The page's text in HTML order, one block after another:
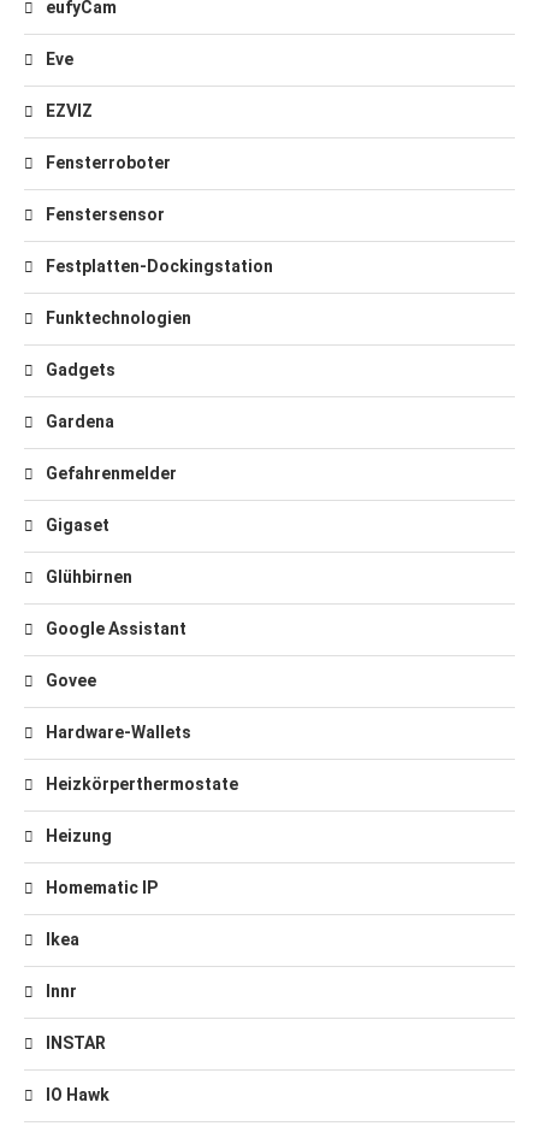
eufyCam
Eve
EZVIZ
Fensterroboter
Fenstersensor
Festplatten-Dockingstation
Funktechnologien
Gadgets
Gardena
Gefahrenmelder
Gigaset
Glühbirnen
Google Assistant
Govee
Hardware-Wallets
Heizkörperthermostate
Heizung
Homematic IP
Ikea
Innr
INSTAR
IO Hawk